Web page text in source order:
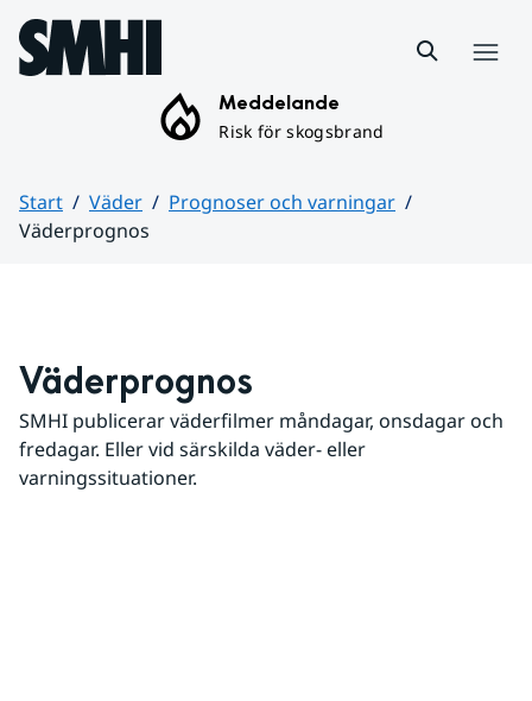
Hoppa till sidans innehåll
Meddelande
Risk för skogsbrand
Start Väder
Prognoser och varningar
Väderprognos
Väderprognos
SMHI publicerar väderfilmer måndagar, onsdagar och
fredagar. Eller vid särskilda väder- eller
varningssituationer.